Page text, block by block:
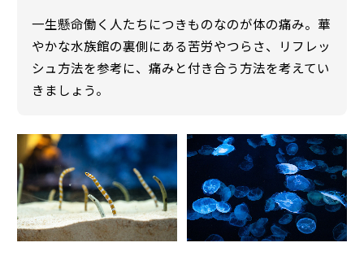
一生懸命働く人たちにつきものなのが体の痛み。華
やかな水族館の裏側にある苦労やつらさ、リフレッ
シュ方法を参考に、痛みと付き合う方法を考えてい
きましょう。